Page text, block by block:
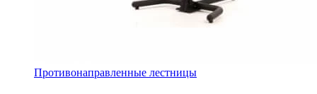
Противонаправленные лестницы